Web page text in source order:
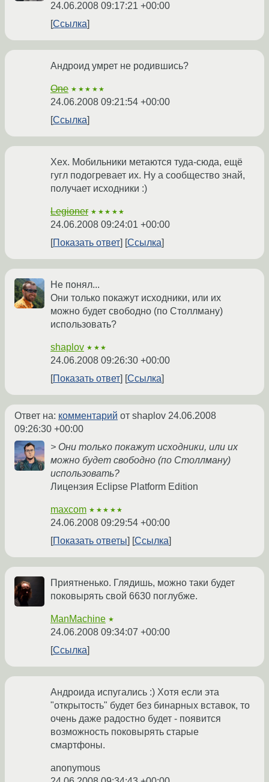
24.06.2008 09:17:21 +00:00
Ссылка
Андроид умрет не родившись?
One ★★★★★
24.06.2008 09:21:54 +00:00
Ссылка
Хех. Мобильники метаются туда-сюда, ещё
гугл подогревает их. Ну а сообщество знай,
получает исходники :)
Legioner ★★★★★
24.06.2008 09:24:01 +00:00
Показать ответ
Ссылка
Не понял...
Они только покажут исходники, или их
можно будет свободно (по Столлману)
использовать?
shaplov ★★★
24.06.2008 09:26:30 +00:00
Показать ответ
Ссылка
Ответ на: комментарий от shaplov 24.06.2008
09:26:30 +00:00
> Они только покажут исходники, или их
можно будет свободно (по Столлману)
использовать?
Лицензия Eclipse Platform Edition
maxcom ★★★★★
24.06.2008 09:29:54 +00:00
Показать ответы
Ссылка
Приятненько. Глядишь, можно таки будет
поковырять свой 6630 поглубже.
ManMachine ★
24.06.2008 09:34:07 +00:00
Ссылка
Андроида испугались :) Хотя если эта
"открытость" будет без бинарных вставок, то
очень даже радостно будет - появится
возможность поковырять старые
смартфоны.
anonymous